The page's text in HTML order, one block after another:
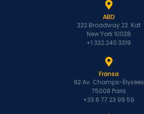
ABD
222 Broadway 22. Kat
New York 10038
+1 332 240 3319
Fransa
92 Av. Champs-Élysées
75008 Paris
+33 6 77 23 99 59